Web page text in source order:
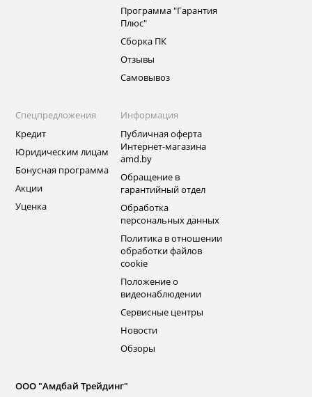
Программа "Гарантия
Плюс"
Сборка ПК
Отзывы
Самовывоз
Спецпредложения
Кредит
Юридическим лицам
Бонусная программа
Акции
Уценка
Информация
Публичная оферта
Интернет-магазина
amd.by
Обращение в
гарантийный отдел
Обработка
персональных данных
Политика в отношении
обработки файлов
cookie
Положение о
видеонаблюдении
Сервисные центры
Новости
Обзоры
ООО "Амдбай Трейдинг"